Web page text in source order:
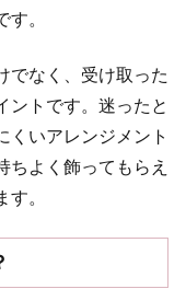
。
でなく、受け取った
ントです。迷ったと
くいアレンジメント
ちよく飾ってもらえ
。